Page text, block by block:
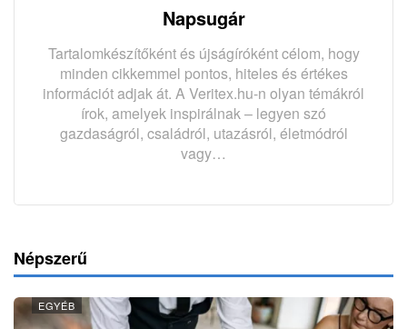
Napsugár
Tartalomkészítőként és újságíróként célom, hogy
minden cikkemmel pontos, hiteles és értékes
információt adjak át. A Veritex.hu-n olyan témákról
írok, amelyek inspirálnak – legyen szó
gazdaságról, családról, utazásról, életmódról
vagy…
Népszerű
EGYÉB